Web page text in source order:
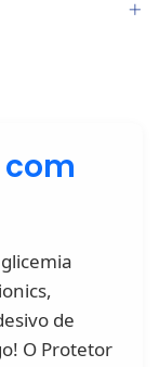
com
de
O Protetor